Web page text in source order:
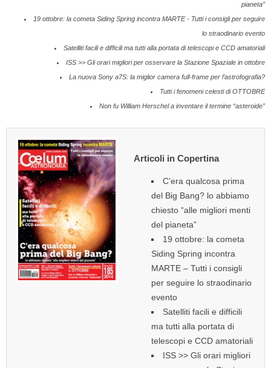
pianeta”
19 ottobre: la cometa Siding Spring incontra MARTE - Tutti i consigli per seguire
lo straodinario evento
Satelliti facili e difficili ma tutti alla portata di telescopi e CCD amatoriali
ISS >> Gli orari migliori per osservare la Stazione Spaziale in ottobre
La nuova Sony a7S: la miglior camera full-frame per l’astrofografia?
Tutti i fenomeni celesti di OTTOBRE
Non fu William Herschel a inventare il termine “asteroide”
Articoli in Copertina
C’era qualcosa prima
del Big Bang? lo abbiamo
chiesto “alle migliori menti
del pianeta”
19 ottobre: la cometa
Siding Spring incontra
MARTE – Tutti i consigli
per seguire lo straodinario
evento
Satelliti facili e difficili
ma tutti alla portata di
telescopi e CCD amatoriali
ISS >> Gli orari migliori